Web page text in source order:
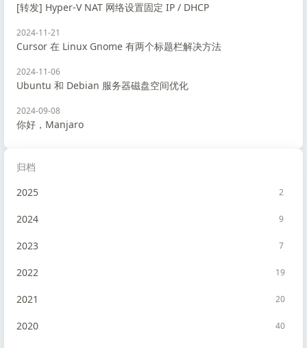
[转发] Hyper-V NAT 网络设置固定 IP / DHCP
2024-11-21
Cursor 在 Linux Gnome 有两个标题栏解决方法
2024-11-06
Ubuntu 和 Debian 服务器磁盘空间优化
2024-09-08
你好，Manjaro
归档
2025
2
2024 9
2023 7
2022 19
2021 20
2020 40